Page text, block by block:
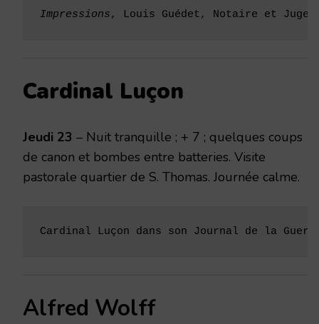
Impressions, Louis Guédet, Notaire et
Cardinal Luçon
Jeudi 23 – Nuit tranquille ; + 7 ; quelques coups
de canon et bombes entre batteries. Visite
pastorale quartier de S. Thomas. Journée calme.
Cardinal Luçon dans son Journal de la
Alfred Wolff